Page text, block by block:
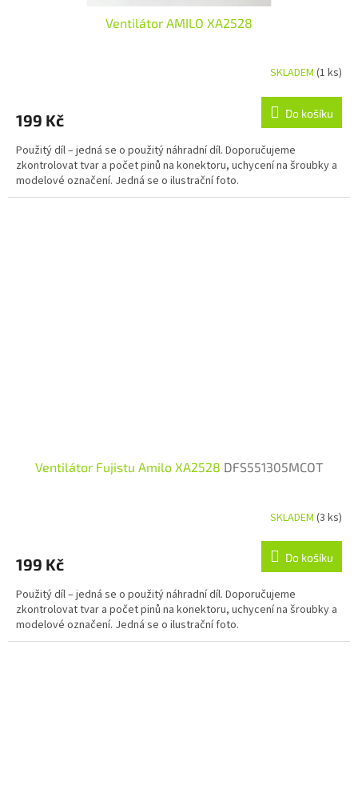
Ventilátor AMILO XA2528
SKLADEM (1 ks)
199 Kč Do košíku
Použitý díl – jedná se o použitý náhradní díl. Doporučujeme
zkontrolovat tvar a počet pinů na konektoru, uchycení na šroubky a
modelové označení. Jedná se o ilustrační foto.
Ventilátor Fujistu Amilo XA2528 DFS551305MCOT
SKLADEM (3 ks)
199 Kč Do košíku
Použitý díl – jedná se o použitý náhradní díl. Doporučujeme
zkontrolovat tvar a počet pinů na konektoru, uchycení na šroubky a
modelové označení. Jedná se o ilustrační foto.